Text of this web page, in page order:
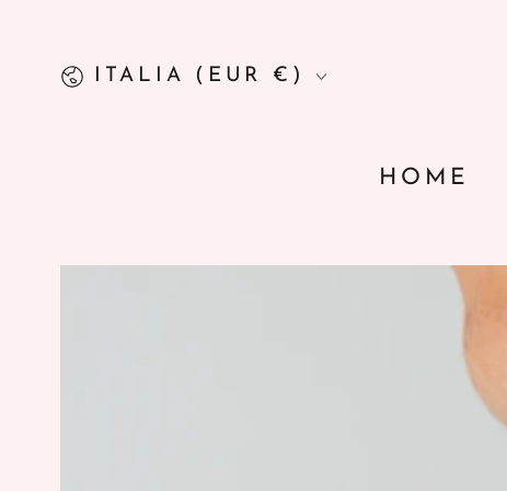
Paese/Area
ITALIA (EUR €)
HOME
PASSA ALLE